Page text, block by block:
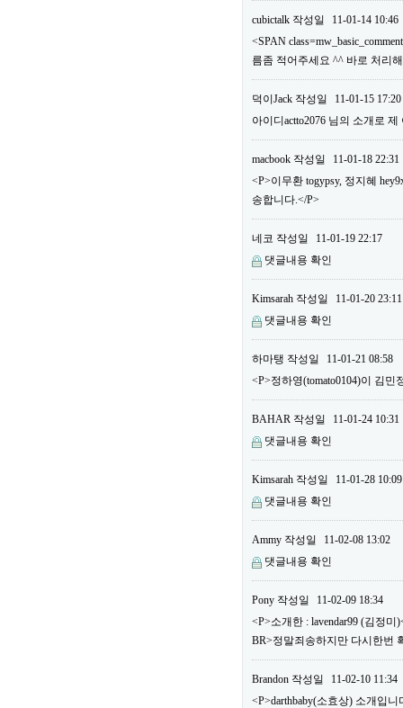
cubictalk 작성일
11-01-14 10:46
<SPAN
름좀 적어주세요 ^^ 바로 처리
덕이Jack 작성일
11-01-15 17:20
아이디actto2076 님의 소개로
macbook 작성일
11-01-18 22:31
<P>이무환 togypsy, 정지혜
송합니다.</P>
네코 작성일
11-01-19 22:17
댓글내용 확인
Kimsarah 작성일
11-01-20 23:11
댓글내용 확인
하마탱 작성일
11-01-21 08:58
<P>정하영(tomato0104)이 김
BAHAR 작성일
11-01-24 10:31
댓글내용 확인
Kimsarah 작성일
11-01-28 10:09
댓글내용 확인
Ammy 작성일
11-02-08 13:02
댓글내용 확인
Pony 작성일
11-02-09 18:34
<P>소개한 : lavendar99 (김정
BR>정말죄송하지만 다시한번
Brandon 작성일
11-02-10 11:34
<P>darthbaby(소효상) 소개입니